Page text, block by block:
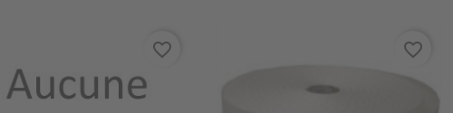
favorite_border favorite_border